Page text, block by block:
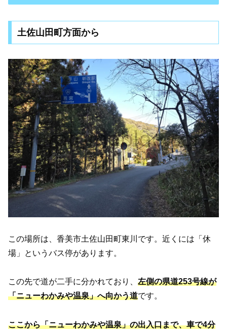
土佐山田町方面から
この場所は、香美市土佐山田町東川です。近くには「休
場」というバス停があります。
この先で道が二手に分かれており、 左側の県道253号線が
「ニューわかみや温泉」へ向かう道です。
ここから「ニューわかみや温泉」の出入口まで、車で4分